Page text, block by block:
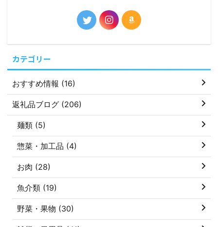
カテゴリー
おすすめ情報 (16)
返礼品ブログ (206)
麺類 (5)
惣菜・加工品 (4)
お肉 (28)
魚介類 (19)
野菜・果物 (30)